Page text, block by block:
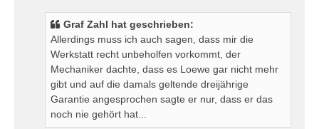
Graf Zahl hat geschrieben:
Allerdings muss ich auch sagen, dass mir die
Werkstatt recht unbeholfen vorkommt, der
Mechaniker dachte, dass es Loewe gar nicht mehr
gibt und auf die damals geltende dreijährige
Garantie angesprochen sagte er nur, dass er das
noch nie gehört hat...